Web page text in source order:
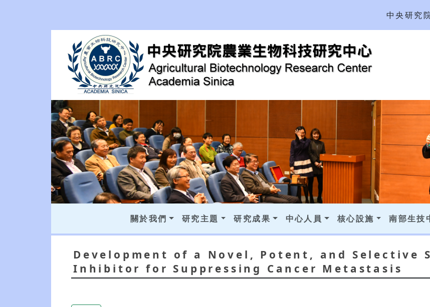
中央研究
關於我們 研究主題 研究成果 中心人員 核心設施 南部生技
Development of a Novel, Potent, and Selective
Inhibitor for Suppressing Cancer Metastasis